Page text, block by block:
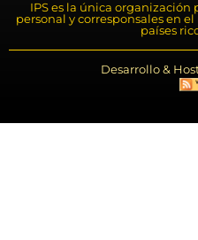
IPS es la única
personal y corresponsales en
países
Desarrollo &